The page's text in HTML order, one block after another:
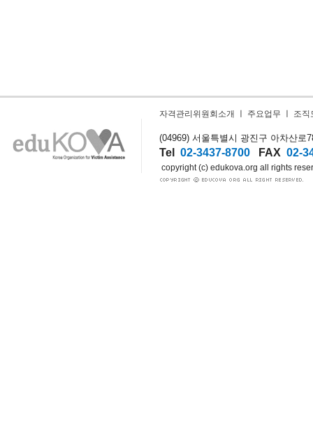
자격관리위원회소개 주요업무 조직
(04969) 서울특별시 광진구 아차산로
Tel 02-3437-8700 FAX 02-
copyright (c) edukova.org all rights